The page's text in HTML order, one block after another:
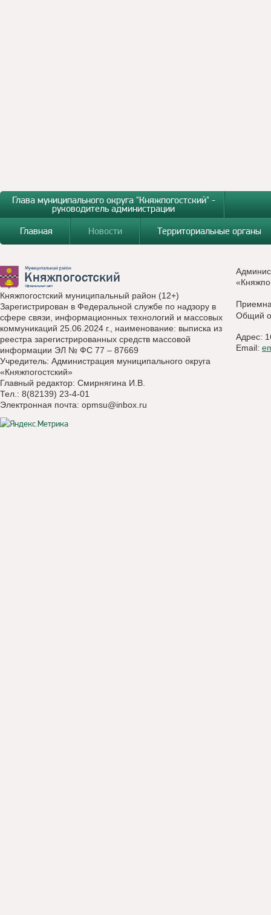
Глава муниципального округа "Княжпогостский" -
руководитель администрации
Главная
Новости Территориальные органы
Княжпогостский муниципальный район (12+)
Зарегистрирован в Федеральной службе по надзору в
сфере связи, информационных технологий и массовых
коммуникаций 25.06.2024 г., наименование: выписка из
реестра зарегистрированных средств массовой
информации ЭЛ № ФС 77 – 87669
Учредитель: Администрация муниципального округа
«Княжпогостский»
Главный редактор: Смирнягина И.В.
Тел.: 8(82139) 23-4-01
Электронная почта: opmsu@inbox.ru
Общий
Адрес:
Email: